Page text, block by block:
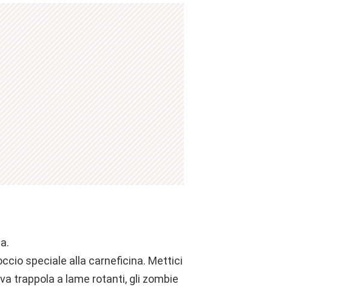
speciale alla carneficina. Mettici
trappola a lame rotanti, gli zombie